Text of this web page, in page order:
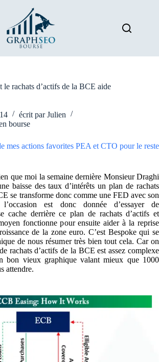
le rachats d’actifs de la BCE aide
écrit par Julien
bourse
mes actions favorites PEA et CTO pour le reste
que moi la semaine dernière Monsieur Draghi
baisse des taux d’intérêts un plan de rachats
se transforme donc comme une FED avec son
l’occasion est donc donnée d’essayer de
cache derrière ce plan de rachats d’actifs et
fonctionne pour ensuite aider à la reprise
de la zone euro. C’est Bespoke qui se
de nous résumer très bien tout cela. Car on
rachats d’actifs de la BCE est assez complexe
bon vieux graphique valant mieux que 1000
attendre.